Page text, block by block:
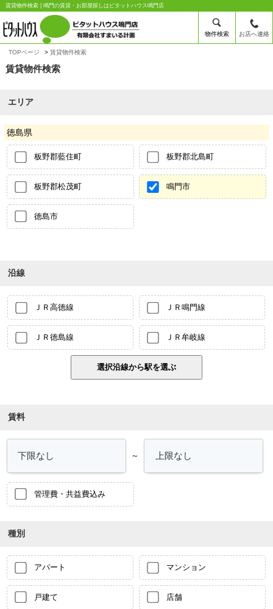
賃貸物件検索 | 鳴門の賃貸・お部屋探しはピタットハウス鳴門店
物件検索 お店へ連絡
TOPページ 賃貸物件検索
賃貸物件検索
エリア
徳島県
板野郡藍住町 板野郡北島町
板野郡松茂町 鳴門市
徳島市
沿線
ＪＲ高徳線 ＪＲ鳴門線
ＪＲ徳島線 ＪＲ牟岐線
賃料
～
管理費・共益費込み
種別
アパート マンション
戸建て 店舗